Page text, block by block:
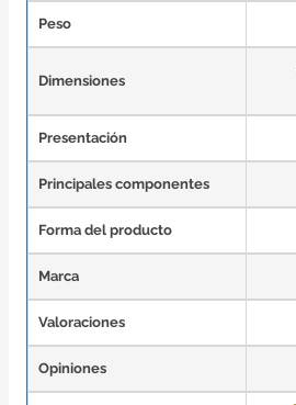
Peso
Dimensiones
Presentación
Principales componentes
Forma del producto
Marca
Valoraciones
Opiniones